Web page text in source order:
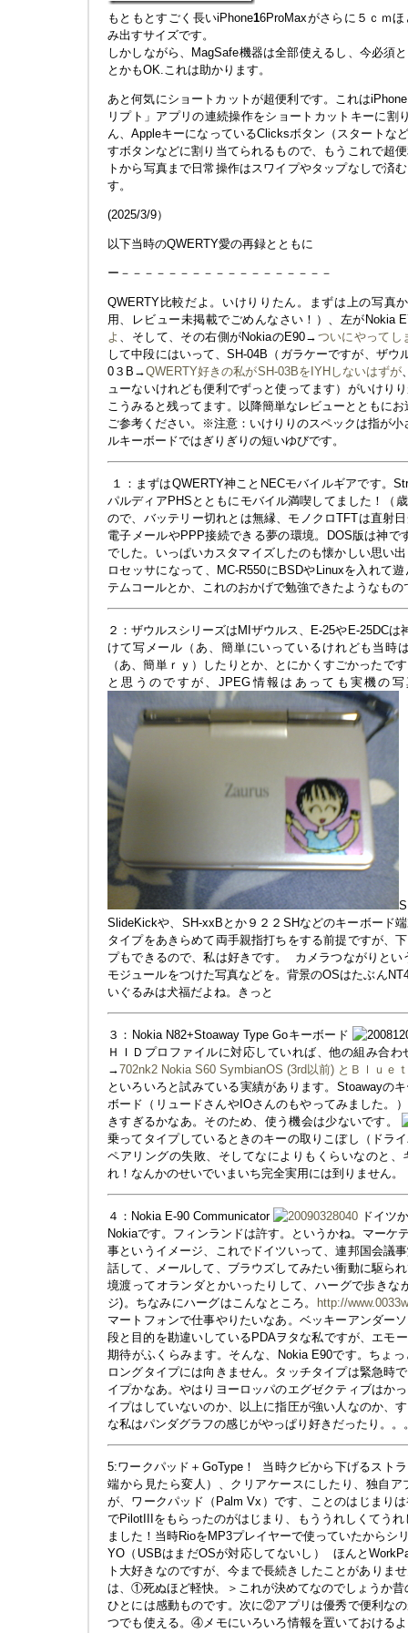
もともとすごく長いiPhone16ProMaxがさらに５ｃｍ
み出すサイズです。
しかしながら、MagSafe機器は全部使えるし、今必須
とかもOK.これは助かります。
あと何気にショートカットが超便利です。これは
リプト」アプリの連続操作をショートカットキーに割
ん、AppleキーになっているClicksボタン（スタートな
すボタンなどに割り当てられるもので、もうこれで超
トから写真まで日常操作はスワイプやタップなしで済
す。
(2025/3/9）
以下当時のQWERTY愛の再録とともに
ー－－－－－－－－－－－－－－－－－－
QWERTY比較だよ。いけりりたん。まずは上の写真
用、レビュー未掲載でごめんなさい！）、左がNokia
よ 、そして、その右側がNokiaのE90→ ついにやってし
して中段にはいって、SH-04B（ガラケーですが、ザウ
0３B→QWERTY好きの私がSH-03BをIYHしないはずが
ューないけれども便利でずっと使ってます）がいけり
こうみると残ってます。以降簡単なレビューとともに
ご参考ください。※注意：いけりりのスペックは指が
ルキーボードではぎりぎりの短いゆびです。
１：まずはQWERTY神ことNECモバイルギアです。
パルディアPHSとともにモバイル満喫してました！（
ので、バッテリー切れとは無縁、モノクロTFTは直射
電子メールやPPP接続できる夢の環境。DOS版は神で
でした。いっぱいカスタマイズしたのも懐かしい思い
ロセッサになって、MC-R550にBSDやLinuxを入れて
テムコールとか、これのおかげで勉強できたようなもの
２：ザウルスシリーズはMIザウルス、E-25やE-25DC
けて写メール（あ、簡単にいっているけれども当時
（あ、簡単ｒｙ）したりとか、とにかくすごかったで
と思うのですが、JPEG情報はあっても実機の
SlideKickや、SH-xxBとか９２２SHなどのキーボード
タイプをあきらめて両手親指打ちをする前提ですが、
プもできるので、私は好きです。
カメラつながりと
モジュールをつけた写真などを。背景のOSはたぶん
いぐるみは犬福だよね。きっと
３：Nokia N82+Stoaway Type Goキーボード
ＨＩＤプロファイルに対応していれば、他の組み合
→702nk2 Nokia S60 SymbianOS (3rd以前) とＢｌｕｅ
といろいろと試みている実績があります。Stoawayの
ボード（リュードさんやIOさんのもやってみました。
きすぎるかなあ。そのため、使う機会は少ないです。
乗ってタイプしているときのキーの取りこぼし（ドラ
ペアリングの失敗、そしてなによりもくらいなのと
れ！なんかのせいでいまいち完全実用には到りません。
４：Nokia E-90 Communicator
ドイツ
Nokiaです。フィンランドは許す。というかね。マーケ
事というイメージ、これでドイツいって、連邦国会議
話して、メールして、ブラウズしてみたい衝動に駆ら
境渡ってオランダとかいったりして、ハーグで歩きな
ジ)。ちなみにハーグはこんなところ。
http://
マートフォンで仕事やりたいなあ。ベッキーアンダー
段と目的を勘違いしているPDAヲタな私ですが、エモ
期待がふくらみます。そんな、Nokia E90です。ちょ
ロングタイプには向きません。タッチタイプは緊急時
イプかなあ。やはりヨーロッパのエグゼクティブはか
イプはしていないのか、以上に指圧が強い人なのか、
な私はパンダグラフの感じがやっぱり好きだったり。。
5:ワークパッド＋GoType！
当時クビから下げるスト
端から見たら変人）、クリアケースにしたり、独自
が、ワークパッド（Palm Vx）です、ことのはじまり
でPilotIIIをもらったのがはじまり、もううれしくてう
ました！当時RioをMP3プレイヤーで使っていたからシ
YO（USBはまだOSが対応してないし）
ほんと
ト大好きなのですが、今まで長続きしたことがありま
は、①死ぬほど軽快。＞これが決めてなのでしょうか
ひとには感動ものです。次に②アプリは優秀で便利な
つでも使える。④メモにいろいろ情報を置いておける